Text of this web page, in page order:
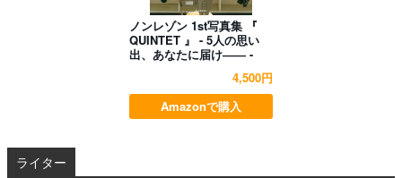
ノンレゾン 1st写真集 『
QUINTET 』 - 5人の思い
出、あなたに届け―― -
4,500円
Amazonで購入
ライター